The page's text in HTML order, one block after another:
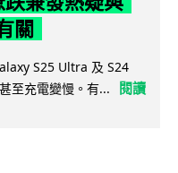
關
S25 Ultra 及 S24
至充電變慢。有...
閱讀